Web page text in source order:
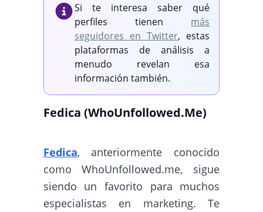
Si te interesa saber qué
perfiles tienen más
seguidores en Twitter, estas
plataformas de análisis a
menudo revelan esa
información también.
Fedica (WhoUnfollowed.Me)
Fedica, anteriormente conocido
como WhoUnfollowed.me, sigue
siendo un favorito para muchos
especialistas en marketing. Te